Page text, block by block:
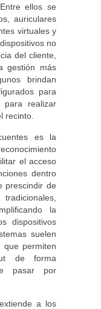
ellos se
auriculares
virtuales y
no
del cliente,
gestión más
brindan
para
para realizar
recinto.
es la
el acceso
dentro
prescindir de
la
dispositivos
suelen
que permiten
de forma
pasar por
a los